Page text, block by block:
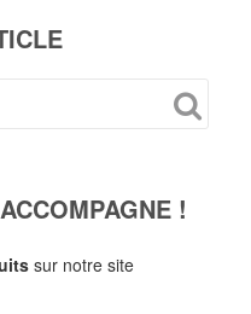
!
sur notre site